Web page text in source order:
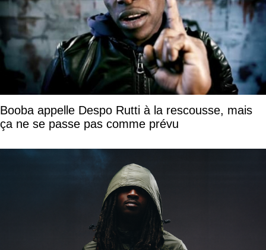
Booba appelle Despo Rutti à la rescousse, mais
ça ne se passe pas comme prévu